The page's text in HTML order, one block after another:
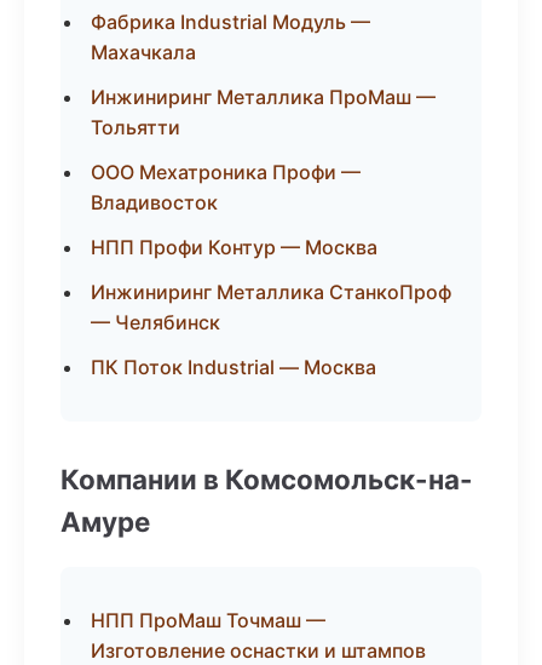
Фабрика Industrial Модуль —
Махачкала
Инжиниринг Металлика ПроМаш —
Тольятти
ООО Мехатроника Профи —
Владивосток
НПП Профи Контур — Москва
Инжиниринг Металлика СтанкоПроф
— Челябинск
ПК Поток Industrial — Москва
Компании в Комсомольск-на-
Амуре
НПП ПроМаш Точмаш —
Изготовление оснастки и штампов